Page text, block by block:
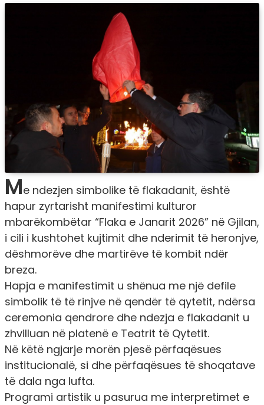
Me ndezjen simbolike të flakadanit, është
hapur zyrtarisht manifestimi kulturor
mbarëkombëtar “Flaka e Janarit 2026” në Gjilan,
i cili i kushtohet kujtimit dhe nderimit të heronjve,
dëshmorëve dhe martirëve të kombit ndër
breza.
Hapja e manifestimit u shënua me një defile
simbolik të të rinjve në qendër të qytetit, ndërsa
ceremonia qendrore dhe ndezja e flakadanit u
zhvilluan në platenë e Teatrit të Qytetit.
Në këtë ngjarje morën pjesë përfaqësues
institucionalë, si dhe përfaqësues të shoqatave
të dala nga lufta.
Programi artistik u pasurua me interpretimet e